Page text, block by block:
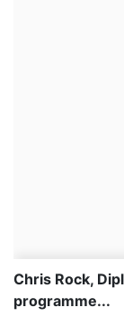
Chris Rock,
programme...